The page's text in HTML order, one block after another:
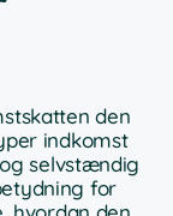
den
indkomst
selvstændig
for